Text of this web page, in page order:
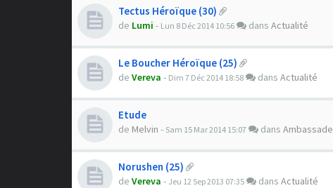
Tectus Héroïque (30)
de Lumi - Lun 8 Déc 2014 10:56 dans Actualité
Le Boucher Héroïque (25)
de Vereva - Dim 7 Déc 2014 18:58 dans Actualité
Etude
de Melvin - Sam 15 Mar 2014 15:07 dans Ambassade
Norushen (25)
de Vereva - Jeu 12 Sep 2013 07:35 dans Actualité